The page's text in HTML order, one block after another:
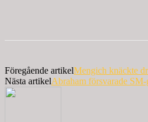
Föregående artikelMengich knäckte
Nästa artikelAbraham försvarade